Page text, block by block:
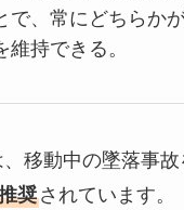
で、常にどちらか
維持できる。
移動中の墜落事
奨されています。